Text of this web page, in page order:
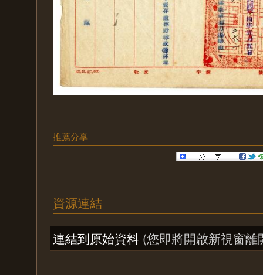
推薦分享
資源連結
連結到原始資料 (您即將開啟新視窗離